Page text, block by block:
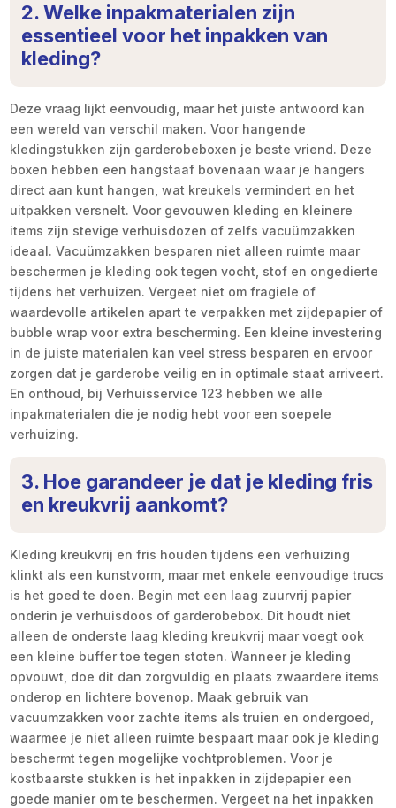
2. Welke inpakmaterialen zijn
essentieel voor het inpakken van
kleding?
Deze vraag lijkt eenvoudig, maar het juiste antwoord kan
een wereld van verschil maken. Voor hangende
kledingstukken zijn garderobeboxen je beste vriend. Deze
boxen hebben een hangstaaf bovenaan waar je hangers
direct aan kunt hangen, wat kreukels vermindert en het
uitpakken versnelt. Voor gevouwen kleding en kleinere
items zijn stevige verhuisdozen of zelfs vacuümzakken
ideaal. Vacuümzakken besparen niet alleen ruimte maar
beschermen je kleding ook tegen vocht, stof en ongedierte
tijdens het verhuizen. Vergeet niet om fragiele of
waardevolle artikelen apart te verpakken met zijdepapier of
bubble wrap voor extra bescherming. Een kleine investering
in de juiste materialen kan veel stress besparen en ervoor
zorgen dat je garderobe veilig en in optimale staat arriveert.
En onthoud, bij Verhuisservice 123 hebben we alle
inpakmaterialen die je nodig hebt voor een soepele
verhuizing.
3. Hoe garandeer je dat je kleding fris
en kreukvrij aankomt?
Kleding kreukvrij en fris houden tijdens een verhuizing
klinkt als een kunstvorm, maar met enkele eenvoudige trucs
is het goed te doen. Begin met een laag zuurvrij papier
onderin je verhuisdoos of garderobebox. Dit houdt niet
alleen de onderste laag kleding kreukvrij maar voegt ook
een kleine buffer toe tegen stoten. Wanneer je kleding
opvouwt, doe dit dan zorgvuldig en plaats zwaardere items
onderop en lichtere bovenop. Maak gebruik van
vacuumzakken voor zachte items als truien en ondergoed,
waarmee je niet alleen ruimte bespaart maar ook je kleding
beschermt tegen mogelijke vochtproblemen. Voor je
kostbaarste stukken is het inpakken in zijdepapier een
goede manier om te beschermen. Vergeet na het inpakken